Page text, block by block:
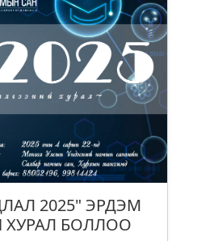
2025" ЭРДЭМ
БОЛЛОО